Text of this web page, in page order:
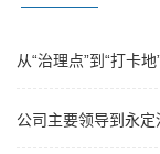
从“治理点”到“打卡
公司主要领导到永